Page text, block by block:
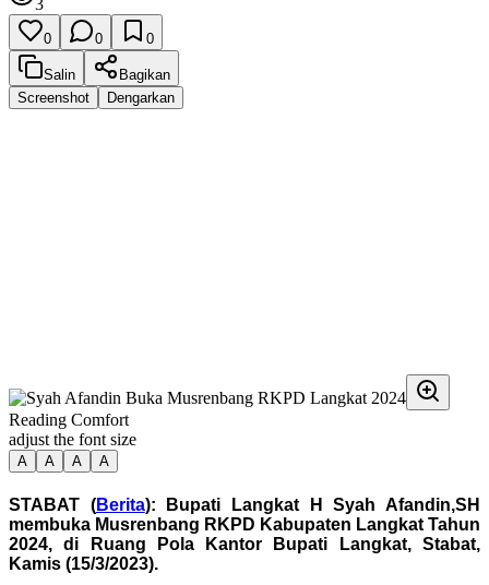
0 0 0
Salin
Bagikan
Screenshot
Dengarkan
Reading Comfort
adjust the font size
A A A A
STABAT (Berita): Bupati Langkat H Syah Afandin,SH
membuka Musrenbang RKPD Kabupaten Langkat Tahun
2024, di Ruang Pola Kantor Bupati Langkat, Stabat,
Kamis (15/3/2023).